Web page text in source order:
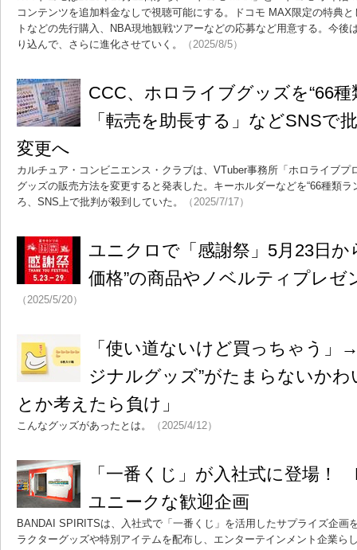
コンテンツを追加料金なしで視聴可能にする。ドコモ MAX限定の特典
トなどの先行購入、NBA現地観戦ツアーなどの応募など用意する。今後
り込んで、さらに進化させていく。
（2025/8/5）
CCC、ホロライブグッズを“66
「転売を助長する」などSNSで
変更へ
カルチュア・コンビニエンス・クラブは、VTuber事務所「ホロライブプ
グッズの販売方法を変更すると発表した。キーホルダーなどを“66種類
ろ、SNS上で批判が殺到していた。
（2025/7/17）
ユニクロで「感謝祭」5月23日
価格”の商品やノベルティプレゼ
（2025/5/20）
「使い道ないけど買っちゃう」
ジナルグッズ”がたまらないか
とか考えたら負け」
こんなグッズがあったとは。 （2025/4/12）
「一番くじ」が入社式に登場！
ユニークな歓迎企画
BANDAI SPIRITSは、入社式で「一番くじ」を活用したサプライズ企画
ラクターグッズや特別アイテムを配布し、エンターテインメント企業ら